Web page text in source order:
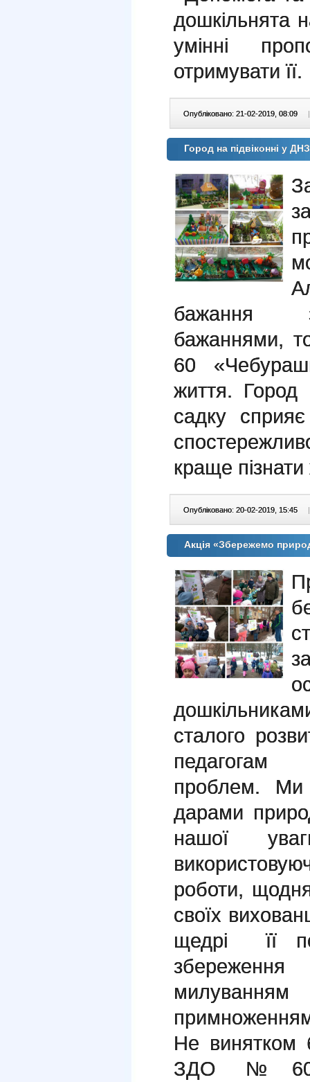
дошкільнята
умінні
отримувати її.
Опубліковано: 21-02-2019, 08:09 |
Город на підвіконні у
бажання
бажаннями,
60
життя. Город
садку сприяє
краще
Опубліковано: 20-02-2019, 15:45 |
Акція «Збережемо
сталого
проблем. Ми
дарами
нашої
роботи,
своїх
щедрі її
Не винятком
ЗДО №60.